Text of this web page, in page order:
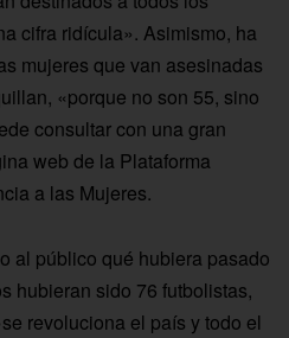
cifra ridícula». Asimismo, ha
mujeres que van asesinadas
«porque no son 55, sino
consultar con una gran
web de la Plataforma
a las Mujeres.
al público qué hubiera pasado
hubieran sido 76 futbolistas,
revoluciona el país y todo el